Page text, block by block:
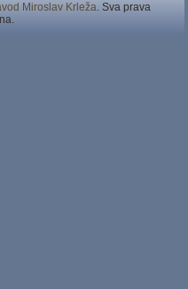
Miroslav Krleža. Sva prava